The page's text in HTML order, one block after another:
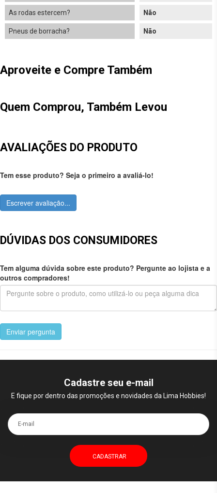
As rodas estercem? Não
Pneus de borracha? Não
Aproveite e Compre Também
Quem Comprou, Também Levou
AVALIAÇÕES DO PRODUTO
Tem esse produto? Seja o primeiro a avaliá-lo!
Escrever avaliação...
DÚVIDAS DOS CONSUMIDORES
Tem alguma dúvida sobre este produto? Pergunte ao lojista e a
outros compradores!
Enviar pergunta
Cadastre seu e-mail
E fique por dentro das promoções e novidades da Lima Hobbies!
E-mail